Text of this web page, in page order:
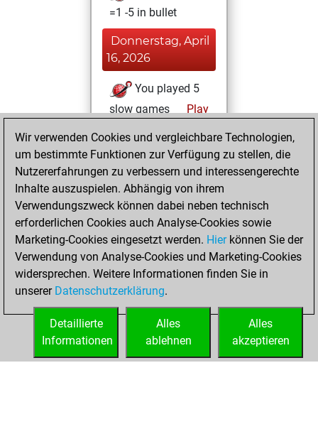
=1 -5 in bullet
Donnerstag, April
16, 2026
You played 5
slow games
Play
=0 -1 in slow games
Samstag,
Dezember 13,
2025
You achieved a
new Elo of 1604
Fritz
You
account
Wir verwenden Cookies und vergleichbare Technologien,
um bestimmte Funktionen zur Verfügung zu stellen, die
Nutzererfahrungen zu verbessern und interessengerechte
Inhalte auszuspielen. Abhängig von ihrem
Verwendungszweck können dabei neben technisch
erforderlichen Cookies auch Analyse-Cookies sowie
Marketing-Cookies eingesetzt werden. Hierkönnen Sie der
Verwendung von Analyse-Cookies und Marketing-Cookies
widersprechen. Weitere Informationen finden Sie in
unserer Datenschutzerklärung.
Alles
akzeptieren
Alles
ablehnen
Detaillierte
Informationen